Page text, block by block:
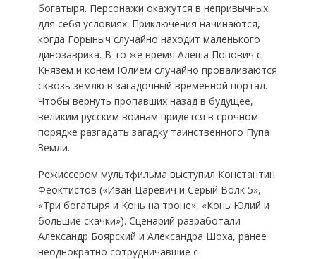
богатыря. Персонажи окажутся в непривычных
для себя условиях. Приключения начинаются,
когда Горыныч случайно находит маленького
динозаврика. В то же время Алеша Попович с
Князем и конем Юлием случайно проваливаются
сквозь землю в загадочный временной портал.
Чтобы вернуть пропавших назад в будущее,
великим русским воинам придется в срочном
порядке разгадать загадку таинственного Пупа
Земли.
Режиссером мультфильма выступил Константин
Феоктистов («Иван Царевич и Серый Волк 5»,
«Три богатыря и Конь на троне», «Конь Юлий и
большие скачки»). Сценарий разработали
Александр Боярский и Александра Шоха, ранее
неоднократно сотрудничавшие с